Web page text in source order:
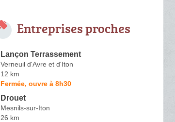
Entreprises proches
Lançon Terrassement
Verneuil d'Avre et d'Iton
12 km
Fermée, ouvre à 8h30
Drouet
Mesnils-sur-Iton
26 km